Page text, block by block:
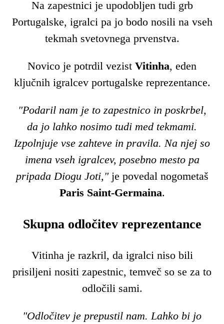
Na zapestnici je upodobljen tudi grb
Portugalske, igralci pa jo bodo nosili na vseh
tekmah svetovnega prvenstva.
Novico je potrdil vezist Vitinha, eden
ključnih igralcev portugalske reprezentance.
"Podaril nam je to zapestnico in poskrbel,
da jo lahko nosimo tudi med tekmami.
Izpolnjuje vse zahteve in pravila. Na njej so
imena vseh igralcev, posebno mesto pa
pripada Diogu Joti,"je povedal nogometaš
Paris Saint-Germaina.
Skupna odločitev reprezentance
Vitinha je razkril, da igralci niso bili
prisiljeni nositi zapestnic, temveč so se za to
odločili sami.
"Odločitev je prepustil nam. Lahko bi jo